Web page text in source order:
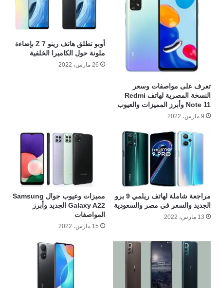
تعرف على مواصفات وسعر
النسخة المصرية لهاتف Redmi
Note 11 وأبرز المميزات والعيوب
9 مارس، 2022
أوبو تطلق هاتف رينو 7 Z بإضاءة
ملونة حول الكاميرا الخلفية
26 مارس، 2022
مراجعة شاملة لهاتف ريلمي 9 برو
الجديد والسعر في مصر والسعودية
13 مارس، 2022
مميزات وعيوب جوال Samsung
Galaxy A22 الجديد وأبرز
المواصفات
15 مارس، 2022